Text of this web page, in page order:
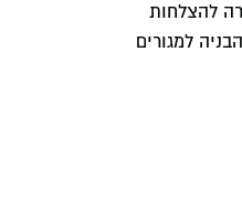
להצלחות
למגורים